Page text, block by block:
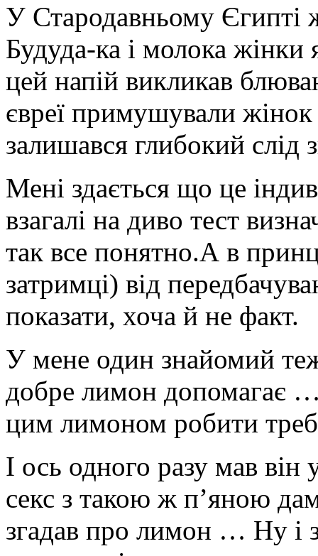
У Стародавньому Єгипті
Будуда-ка і молока
цей напій викликав
євреї примушували
залишався глибокий слід
Мені здається що це
взагалі на диво тест
так все понятно.А в
затримці) від
показати, хоча й не факт.
У мене один знайомий
добре лимон допомагає
цим лимоном робити
І ось одного разу мав
секс з такою ж п’яною
згадав про лимон … Ну і